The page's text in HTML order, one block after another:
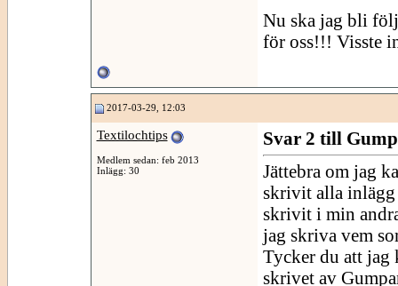
Nu ska jag bli
för oss!!! Visste
2017-03-29, 12:03
Textilochtips
Medlem sedan: feb 2013
Inlägg: 30
Svar 2 till
Jättebra om jag
skrivit alla inlägg
skrivit i min
jag skriva vem
Tycker du att jag
skrivet av